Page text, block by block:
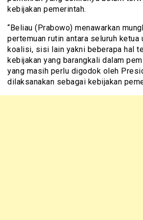
kebijakan pemerintah.
“Beliau (Prabowo) menawarkan
pertemuan rutin antara seluruh ketua
koalisi, sisi lain yakni beberapa hal
kebijakan yang barangkali dalam
yang masih perlu digodok oleh
dilaksanakan sebagai kebijakan